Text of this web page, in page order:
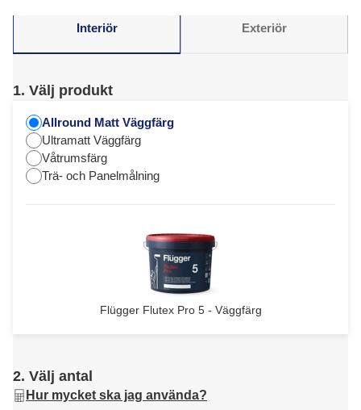
Interiör Exteriör
1. Välj produkt
Allround Matt Väggfärg
Ultramatt Väggfärg
Våtrumsfärg
Trä- och Panelmålning
Flügger Flutex Pro 5 - Väggfärg
2. Välj antal
Hur mycket ska jag använda?